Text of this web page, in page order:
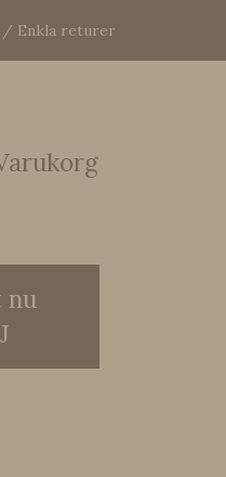
/ Enkla returer
nu